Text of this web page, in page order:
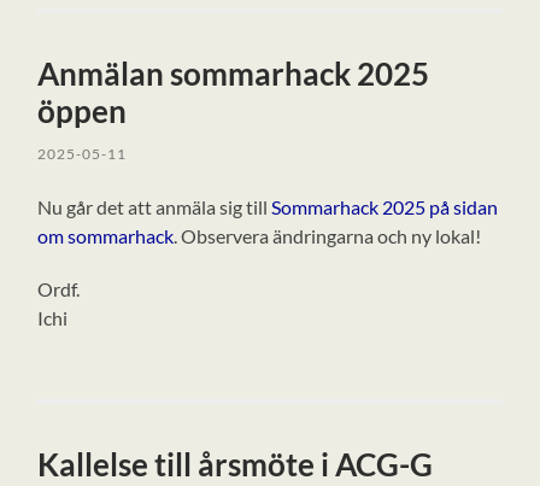
Anmälan sommarhack 2025
öppen
2025-05-11
Nu går det att anmäla sig tillSommarhack 2025 på sidan
om sommarhack. Observera ändringarna och ny lokal!
Ordf.
Ichi
Kallelse till årsmöte i ACG-G